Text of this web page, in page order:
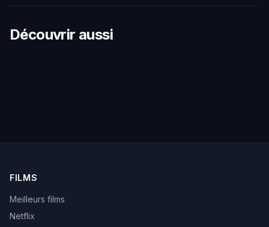
Découvrir aussi
FILMS
Meilleurs films
Netflix